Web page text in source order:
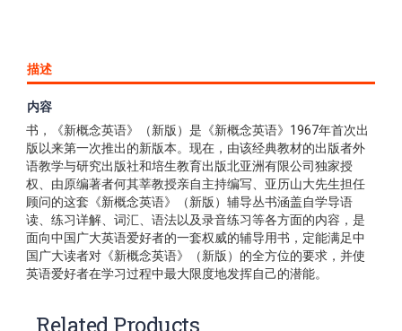
描述
《新概念英语练习详解4》是《新概念英语》（新版）的配套
书，《新概念英语》（新版）是《新概念英语》1967年首次出
版以来第一次推出的新版本。现在，由该经典教材的出版者外
语教学与研究出版社和培生教育出版北亚洲有限公司独家授
权、由原编著者何其莘教授亲自主持编写、亚历山大先生担任
顾问的这套《新概念英语》（新版）辅导丛书涵盖自学导语
读、练习详解、词汇、语法以及录音练习等各方面的内容，是
面向中国广大英语爱好者的一套权威的辅导用书，定能满足中
国广大读者对《新概念英语》（新版）的全方位的要求，并使
英语爱好者在学习过程中最大限度地发挥自己的潜能。
内容
Related Products